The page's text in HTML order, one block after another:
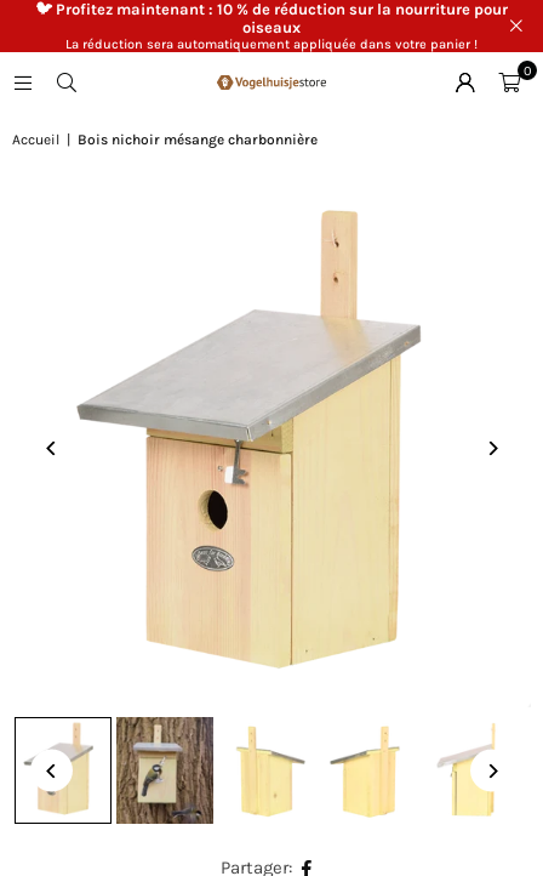
🐦 Profitez maintenant : 10 % de réduction sur la nourriture pour
oiseaux
La réduction sera automatiquement appliquée dans votre panier !
0
Accueil Bois nichoir mésange charbonnière
Partager: